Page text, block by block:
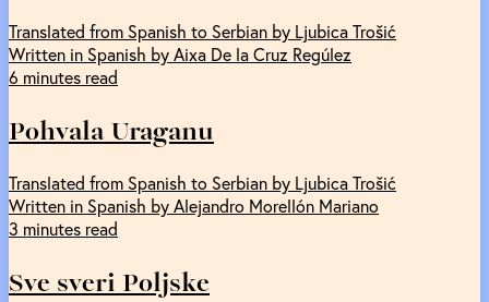
Translated from Spanish to Serbian by Ljubica Trošić
Written in Spanish by Aixa De la Cruz Regúlez
6 minutes read
Pohvala Uraganu
Translated from Spanish to Serbian by Ljubica Trošić
Written in Spanish by Alejandro Morellón Mariano
3 minutes read
Sve sveri Poljske